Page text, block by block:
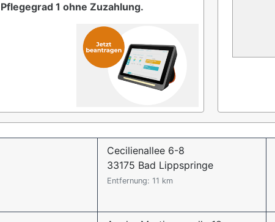
Pflegegrad 1 ohne Zuzahlung.
Cecilienallee 6-8
33175 Bad Lippspringe
Entfernung: 11 km